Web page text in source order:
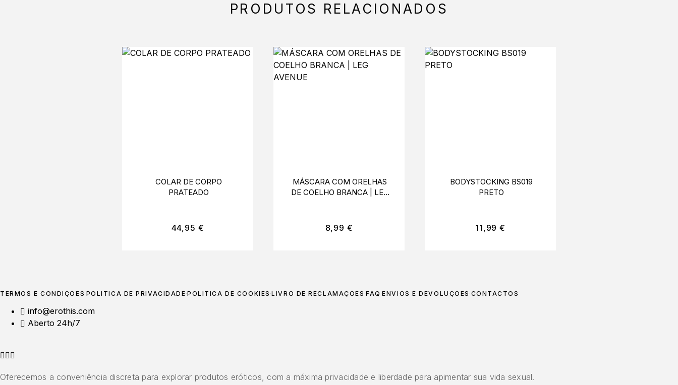
PRODUTOS RELACIONADOS
COLAR DE CORPO
PRATEADO
44,95 €
MÁSCARA COM ORELHAS
DE COELHO BRANCA | LEG
8,99 €
BODYSTOCKING BS019
PRETO
11,99 €
TERMOS E CONDIÇÕESPOLÍTICA DE PRIVACIDADE POLÍTICA DE COOKIES LIVRO DE RECLAMAÇÕES FAQ ENVIOS E DEVOLUÇÕES CONTACTOS
info@erothis.com
Aberto 24h/7
Oferecemos a conveniência discreta para explorar produtos eróticos, com a máxima privacidade e liberdade para apimentar sua vida sexual.